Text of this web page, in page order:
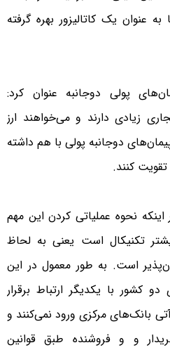
عنوان یک کاتالیزور بهره گرفته
پولی دوجانبه عنوان کرد:
زیادی دارند و می‌خواهند ارز
دوجانبه پولی با هم داشته
کنند.
اینکه نحوه عملیاتی کردن این مهم
تکنیکال است یعنی به لحاظ
است. به طور معمول در این
کشور با یکدیگر ارتباط برقرار
بانک‌های مرکزی ورود نمی‌کنند و
و و فروشنده طبق قوانین